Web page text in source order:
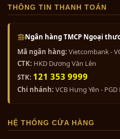
THÔNG TIN THANH TOÁN
Ngân hàng TMCP Ngoại
Mã ngân hàng: Vietcombank -
CTK: HKD Dương Văn Lên
STK: 121 353 9999
Chi nhánh: VCB Hưng Yên -
HỆ THỐNG CỬA HÀNG